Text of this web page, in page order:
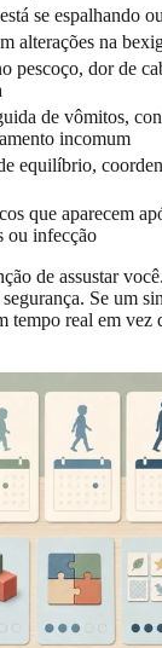
se espalhando
alterações na
pescoço, dor de
de vômitos,
incomum
equilíbrio,
que aparecem
ou infecção
de assustar
Se um
tempo real em vez